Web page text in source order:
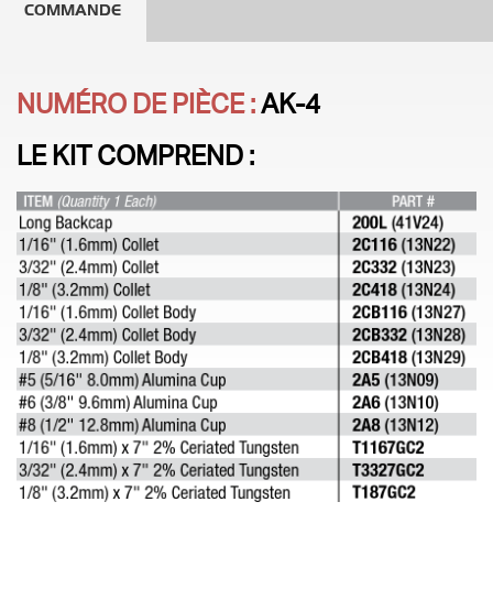
COMMANDE
NUMÉRO DE PIÈCE : AK-4
LE KIT COMPREND :